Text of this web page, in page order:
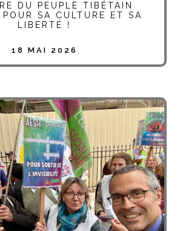
DU PEUPLE TIBÉTAIN
SA CULTURE ET SA
LIBERTÉ !
18 MAI 2026